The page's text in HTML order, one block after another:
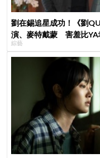
劉在錫追星成功！《劉
演、麥特戴蒙 害羞比YA
綜藝